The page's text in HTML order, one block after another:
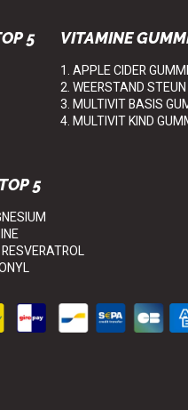
5
VITAMINE
1. APPLE CIDER
2. WEERSTAND
3. MULTIVIT BASIS
4. MULTIVIT KIND
5